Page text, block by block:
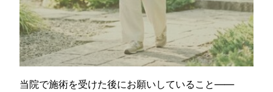
当院で施術を受けた後にお願いしていること——